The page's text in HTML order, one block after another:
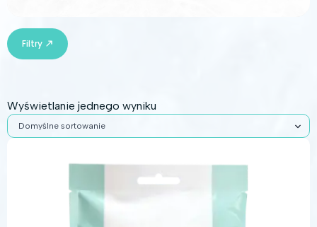
Filtry
Wyświetlanie jednego wyniku